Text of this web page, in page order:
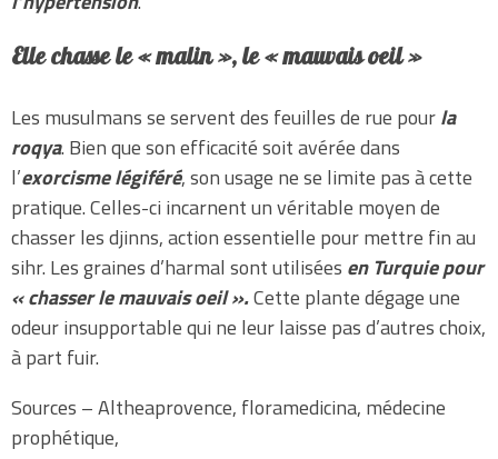
Elle chasse le « malin », le « mauvais oeil »
Les musulmans se servent des feuilles de rue pourla
roqya. Bien que son efficacité soit avérée dans
l’exorcisme légiféré, son usage ne se limite pas à cette
pratique. Celles-ci incarnent un véritable moyen de
chasser les djinns, action essentielle pour mettre fin au
sihr. Les graines d’harmal sont utilisées en Turquie pour
« chasser le mauvais oeil ».Cette plante dégage une
odeur insupportable qui ne leur laisse pas d’autres choix,
à part fuir.
Sources – Altheaprovence, floramedicina, médecine
prophétique,